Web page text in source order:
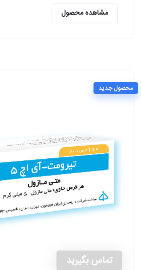
مشاهده محصول
محصول جدید
تماس بگیرید